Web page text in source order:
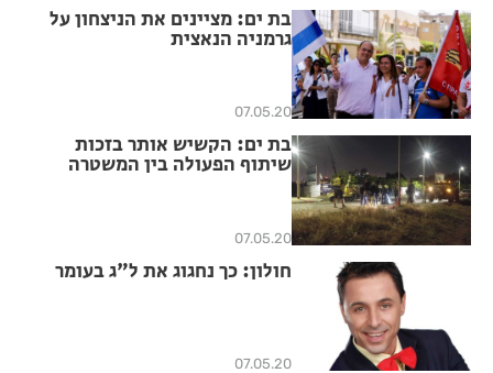
בת ים: מציינים את הניצחון על
גרמניה הנאצית
07.05.20
בת ים: הקשיש אותר בזכות
שיתוף הפעולה בין המשטרה
07.05.20
חולון: כך נחגוג את ל"ג בעומר
07.05.20